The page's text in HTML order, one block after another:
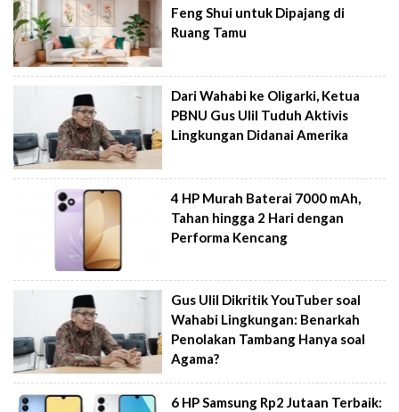
Feng Shui untuk Dipajang di
Ruang Tamu
Dari Wahabi ke Oligarki, Ketua
PBNU Gus Ulil Tuduh Aktivis
Lingkungan Didanai Amerika
4 HP Murah Baterai 7000 mAh,
Tahan hingga 2 Hari dengan
Performa Kencang
Gus Ulil Dikritik YouTuber soal
Wahabi Lingkungan: Benarkah
Penolakan Tambang Hanya soal
Agama?
6 HP Samsung Rp2 Jutaan Terbaik: